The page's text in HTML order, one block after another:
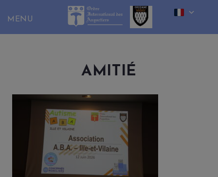
content
AMITIÉ